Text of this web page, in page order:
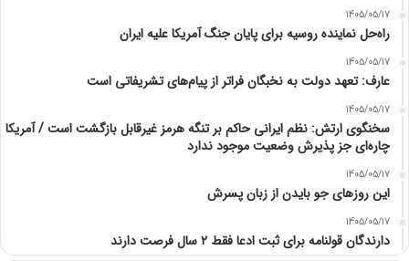
1405/05/17
راه‌حل نماینده روسیه برای پایان جنگ آمریکا علیه ایران
1405/05/17
عارف: تعهد دولت به نخبگان فراتر از پیام‎‌های تشریفاتی است
1405/05/17
سخنگوی ارتش: نظم ایرانی حاکم بر تنگه هرمز غیرقابل بازگشت است / آمریکا
چاره‌ای جز پذیرش وضعیت موجود ندارد
1405/05/17
این روزهای جو بایدن از زبان پسرش
1405/05/17
دارندگان قولنامه برای ثبت ادعا فقط ۲ سال فرصت دارند